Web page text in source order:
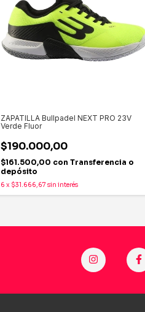
ZAPATILLA Bullpadel NEXT PRO 23V
Verde Fluor
$190.000,00
$161.500,00 con Transferencia o
depósito
6 x $31.666,67 sin interés